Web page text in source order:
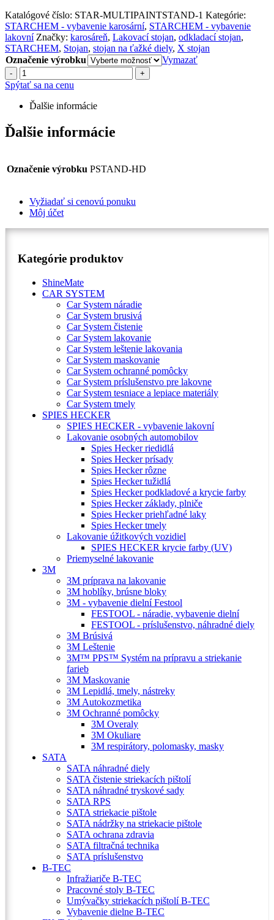
Katalógové číslo: STAR-MULTIPAINTSTAND-1 Kategórie:
STARCHEM - vybavenie karosární, STARCHEM - vybavenie
lakovní Značky: karosáreň, Lakovací stojan, odkladací stojan,
STARCHEM, Stojan, stojan na ťažké diely, X stojan
Označenie výrobku
Vymazať
- +
Spýtať sa na cenu
Ďalšie informácie
Ďalšie informácie
Označenie výrobku PSTAND-HD
Vyžiadať si cenovú ponuku
Môj účet
Kategórie produktov
ShineMate
CAR SYSTEM
Car System náradie
Car System brusivá
Car System čistenie
Car System lakovanie
Car System leštenie lakovania
Car System maskovanie
Car System ochranné pomôcky
Car System príslušenstvo pre lakovne
Car System tesniace a lepiace materiály
Car System tmely
SPIES HECKER
SPIES HECKER - vybavenie lakovní
Lakovanie osobných automobilov
Spies Hecker riedidlá
Spies Hecker prísady
Spies Hecker rôzne
Spies Hecker tužidlá
Spies Hecker podkladové a krycie farby
Spies Hecker základy, plniče
Spies Hecker priehľadné laky
Spies Hecker tmely
Lakovanie úžitkových vozidiel
SPIES HECKER krycie farby (UV)
Priemyselné lakovanie
3M
3M príprava na lakovanie
3M hoblíky, brúsne bloky
3M - vybavenie dielní Festool
FESTOOL - náradie, vybavenie dielní
FESTOOL - príslušenstvo, náhradné diely
3M Brúsivá
3M Leštenie
3M™ PPS™ Systém na prípravu a striekanie
farieb
3M Maskovanie
3M Lepidlá, tmely, nástreky
3M Autokozmetika
3M Ochranné pomôcky
3M Overaly
3M Okuliare
3M respirátory, polomasky, masky
SATA
SATA náhradné diely
SATA čistenie striekacích pištolí
SATA náhradné tryskové sady
SATA RPS
SATA striekacie pištole
SATA nádržky na striekacie pištole
SATA ochrana zdravia
SATA filtračná technika
SATA príslušenstvo
B-TEC
Infražiariče B-TEC
Pracovné stoly B-TEC
Umývačky striekacích pištolí B-TEC
Vybavenie dielne B-TEC